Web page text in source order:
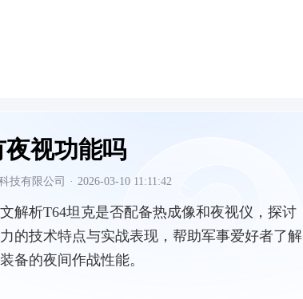
夜视功能吗
技有限公司 · 2026-03-10 11:11:42
解析T64坦克是否配备热成像和夜视仪，探讨
的技术特点与实战表现，帮助军事爱好者了解
备的夜间作战性能。